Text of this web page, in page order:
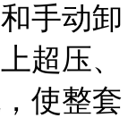
手动卸
超压、
使整套